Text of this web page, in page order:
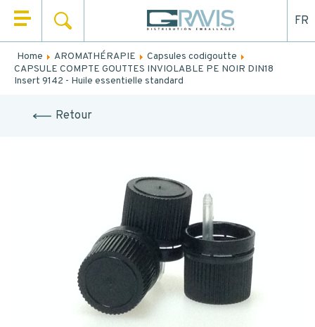
HOME
WHO ARE WE
OUR SERVICES
NEWS
CONTACT
FR
Home AROMATHÉRAPIE
Capsules codigoutte
CAPSULE COMPTE GOUTTES INVIOLABLE PE NOIR DIN18
Insert 9142 - Huile essentielle standard
Retour
Fill out the form below to be recalled or contacted by
mail.
NAME*